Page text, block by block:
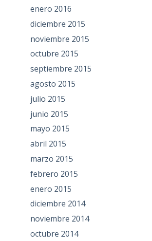
enero 2016
diciembre 2015
noviembre 2015
octubre 2015
septiembre 2015
agosto 2015
julio 2015
junio 2015
mayo 2015
abril 2015
marzo 2015
febrero 2015
enero 2015
diciembre 2014
noviembre 2014
octubre 2014